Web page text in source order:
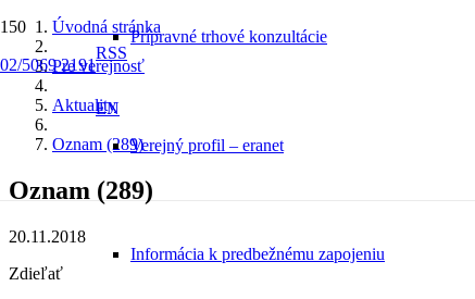
02/5069 2191
RSS
EN
Prípravné trhové konzultácie
Verejný profil – eranet
Informácia k predbežnému zapojeniu
Úvodná stránka
Pre verejnosť
Aktuality
Oznam (289)
Oznam (289)
20.11.2018
Zdieľať